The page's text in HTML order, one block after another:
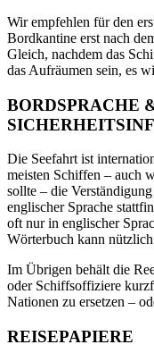
Wir empfehlen für den
Bordkantine erst nach
Gleich, nachdem das
das Aufräumen sein, es
BORDSPRACHE
Die Seefahrt ist
meisten Schiffen – auch
sollte – die
englischer Sprache
oft nur in englischer
Wörterbuch kann nützlich
Im Übrigen behält die
oder Schiffsoffiziere
Nationen zu ersetzen –
REISEPAPIERE